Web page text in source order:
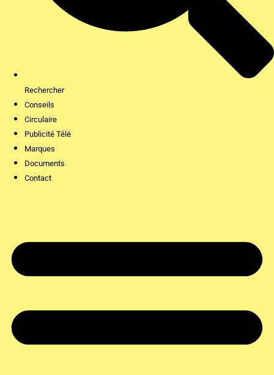
Rechercher
Conseils
Circulaire
Publicité Télé
Marques
Documents
Contact